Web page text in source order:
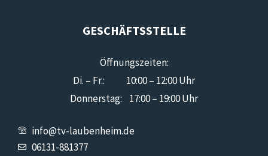
GESCHÄFTSSTELLE
Öffnungszeiten:
Di. – Fr.: 10:00 – 12:00 Uhr
Donnerstag: 17:00 – 19:00 Uhr
info@tv-laubenheim.de
06131-881377